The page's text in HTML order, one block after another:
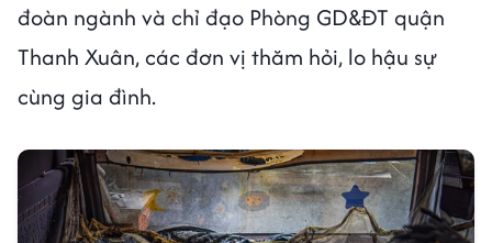
đoàn ngành và chỉ đạo Phòng GD&ĐT quận
Thanh Xuân, các đơn vị thăm hỏi, lo hậu sự
cùng gia đình.